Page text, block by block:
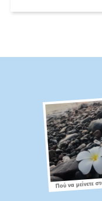
Πού να μείνετε